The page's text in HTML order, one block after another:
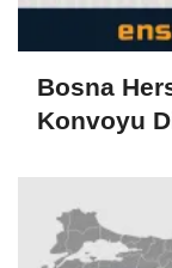
Bosna
Konvoyu